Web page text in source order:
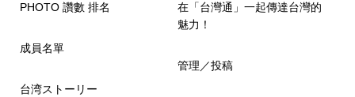
PHOTO 讚數 排名
成員名單
台湾ストーリー
在「台灣通」一起傳達台灣的
魅力！
管理／投稿